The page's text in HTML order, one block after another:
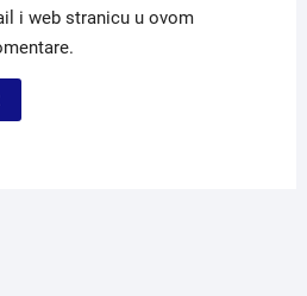
i web stranicu u ovom